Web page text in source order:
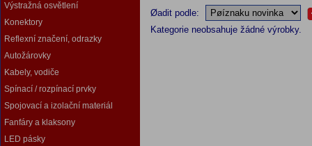
Výstražná osvětlení
Konektory
Reflexní značení, odrazky
Autožárovky
Kabely, vodiče
Spínací / rozpínací prvky
Spojovací a izolační materiál
Fanfáry a klaksony
LED pásky
Øadit podle:
Kategorie neobsahuje žádné výrobky.